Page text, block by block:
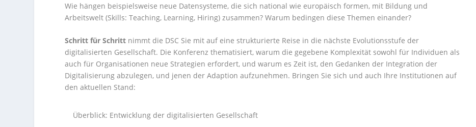
Wie hängen beispielsweise neue Datensysteme, die sich national wie europäisch formen, mit Bildung und
Arbeitswelt (Skills: Teaching, Learning, Hiring) zusammen? Warum bedingen diese Themen einander?
Schritt für Schritt nimmt die DSC Sie mit auf eine strukturierte Reise in die nächste Evolutionsstufe der
digitalisierten Gesellschaft. Die Konferenz thematisiert, warum die gegebene Komplexität sowohl für Individuen als
auch für Organisationen neue Strategien erfordert, und warum es Zeit ist, den Gedanken der Integration der
Digitalisierung abzulegen, und jenen der Adaption aufzunehmen. Bringen Sie sich und auch Ihre Institutionen auf
den aktuellen Stand:
Überblick: Entwicklung der digitalisierten Gesellschaft